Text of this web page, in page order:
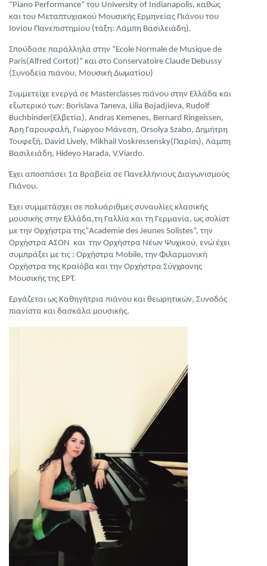
“Piano Performance” του University of Indianapolis, καθώς
και του Μεταπτυχιακού Μουσικής Ερμηνείας Πιάνου του
Ιονίου Πανεπιστημίου (τάξη: Λάμπη Βασιλειάδη).
Σπούδασε παράλληλα στην “Ecole Normale de Musique de
Paris(Alfred Cortot)” και στο Conservatoire Claude Debussy
(Συνοδεία πιάνου, Μουσική Δωματίου)
Συμμετείχε ενεργά σε Masterclasses πιάνου στην Ελλάδα και
εξωτερικό των: Borislava Taneva, Lilia Bojadjieva, Rudolf
Buchbinder(Ελβετία), Andras Kemenes, Βernard Ringeissen,
Άρη Γαρουφαλή, Γιώργου Μάνεση, Orsolya Szabo, Δημήτρη
Τουφεξή, David Lively, Mikhail Voskressensky(Παρίσι), Λάμπη
Βασιλειάδη, Hideyo Harada, V.Viardo.
Έχει αποσπάσει 1α Βραβεία σε Πανελλήνιους Διαγωνισμούς
Πιάνου.
Έχει συμμετάσχει σε πολυάριθμες συναυλίες κλασικής
μουσικής στην Ελλάδα,τη Γαλλία και τη Γερμανία, ως σολίστ
με την Ορχήστρα της”Academie des Jeunes Solistes”, την
Ορχήστρα ΑΣΟΝ και την Ορχήστρα Νέων Ψυχικού, ενώ έχει
συμπράξει με τις : Ορχήστρα Mobile, την Φιλαρμονική
Ορχήστρα της Κραϊόβα και την Ορχήστρα Σύγχρονης
Μουσικής της ΕΡΤ.
Εργάζεται ως Καθηγήτρια πιάνου και θεωρητικών, Συνοδός
πιανίστα και δασκάλα μουσικής.